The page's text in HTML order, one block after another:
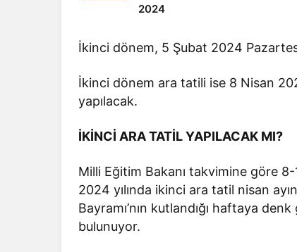
2024
İkinci dönem, 5 Şubat 2024
İkinci dönem ara tatili ise 8 Nisan
yapılacak.
İKİNCİ ARA TATİL YAPILACAK MI?
Milli Eğitim Bakanı takvimine göre
2024 yılında ikinci ara tatil nisan
Bayramı’nın kutlandığı haftaya
bulunuyor.